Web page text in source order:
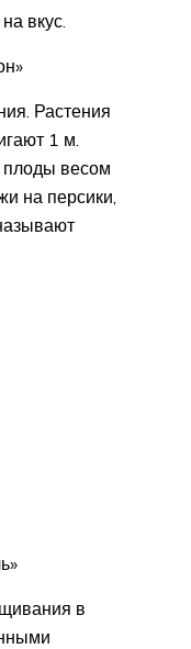
вкус.
Растения
1 м.
весом
на персики,
в